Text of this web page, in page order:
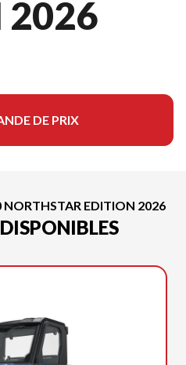
2026
DE PRIX
NORTHSTAR EDITION 2026